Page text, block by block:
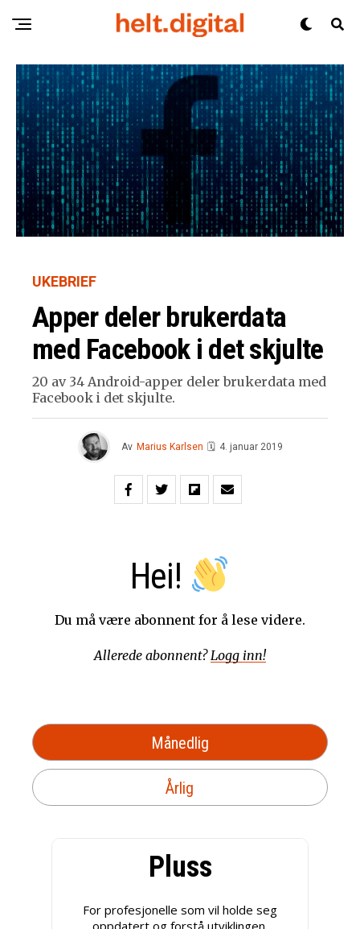
UKEBRIEF
Apper deler brukerdata
med Facebook i det skjulte
20 av 34 Android-apper deler brukerdata med
Facebook i det skjulte.
Av Marius Karlsen 🗓 4. januar 2019
Hei!
Du må være abonnent for å lese videre.
Allerede abonnent? Logg inn!
Månedlig
Årlig
Pluss
For profesjonelle som vil holde seg
oppdatert og forstå utviklingen.